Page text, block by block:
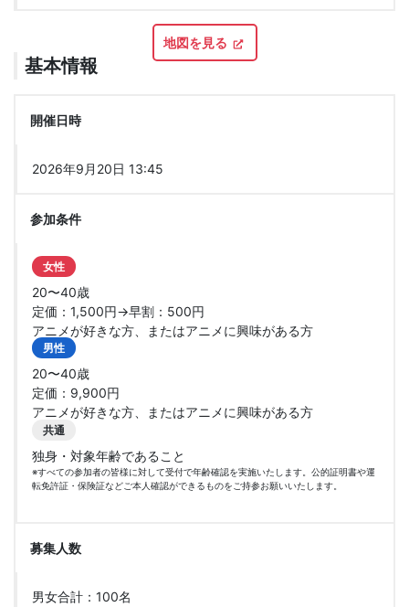
地図を見る
基本情報
開催日時
2026年9月20日 13:45
参加条件
女性
20〜40歳
定価：1,500円→早割：500円
アニメが好きな方、またはアニメに興味がある方
男性
20〜40歳
定価：9,900円
アニメが好きな方、またはアニメに興味がある方
共通
独身・対象年齢であること
※すべての参加者の皆様に対して受付で年齢確認を実施いたします。公的証明書や運
転免許証・保険証などご本人確認ができるものをご持参お願いいたします。
募集人数
男女合計：100名